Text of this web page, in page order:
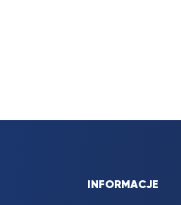
INFORMACJE